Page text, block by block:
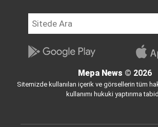
Mepa News © 2026
Sitemizde kullanılan içerik ve görsellerin tüm
kullanımı hukuki yaptırıma